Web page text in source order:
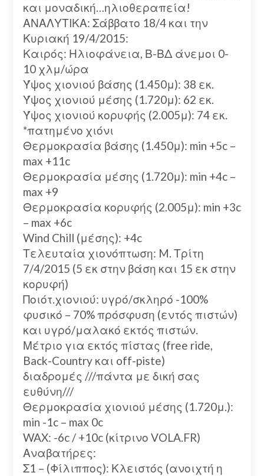
και μοναδική…ηλιοθεραπεία!
ΑΝΑΛΥΤΙΚΑ: Σάββατο 18/4 και την
Κυριακή 19/4/2015:
Καιρός: Ηλιοφάνεια, Β-ΒΔ άνεμοι 0-
10 χλμ/ώρα
Ύψος χιονιού βάσης (1.450μ): 38 εκ.
Ύψος χιονιού μέσης (1.720μ): 62 εκ.
Ύψος χιονιού κορυφής (2.005μ): 74 εκ.
*πατημένο χιόνι
Θερμοκρασία βάσης (1.450μ): min +5c –
max +11c
Θερμοκρασία μέσης (1.720μ): min +4c –
max +9
Θερμοκρασία κορυφής (2.005μ): min +3c
– max +6c
Wind Chill (μέσης): +4c
Τελευταία χιονόπτωση: M. Τρίτη
7/4/2015 (5 εκ στην βάση και 15 εκ στην
κορυφή)
Ποιότ.χιονιού: υγρό/σκληρό -100%
φυσικό – 70% πρόσφυση (εντός πιστών)
και υγρό/μαλακό εκτός πιστών.
Μέτριο για εκτός πίστας (free ride,
Back-Country και off-piste)
διαδρομές ///πάντα με δική σας
ευθύνη///
Θερμοκρασία χιονιού μέσης (1.720μ.):
min -1c – max 0c
WAX: -6c / +10c (κίτρινο VOLA.FR)
Αναβατήρες:
Σ1 – (Φίλιππος): Κλειστός (ανοιχτή η